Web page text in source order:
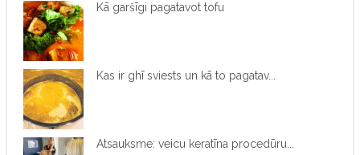
Kā garšīgi pagatavot tofu
Kas ir ghī sviests un kā to pagatav...
Atsauksme: veicu keratīna procedūru...